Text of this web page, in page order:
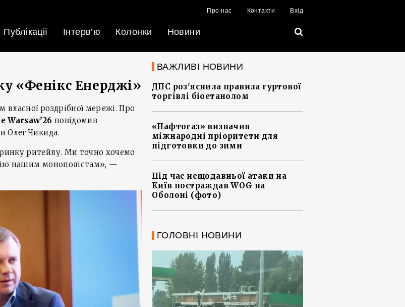
Про нас Контакти Вхід
Публікації Інтерв’ю Колонки Новини
«Фенікс Енерджі»
роздрібної мережі. Про
Warsaw’26 повідомив
Олег Чикида.
ритейлу. Ми точно хочемо
нашим монополістам», —
ВАЖЛИВІ НОВИНИ
ДПС роз'яснила правила гуртової
торгівлі біоетанолом
«Нафтогаз» визначив
міжнародні пріоритети для
підготовки до зими
Під час нещодавньої атаки на
Київ постраждав WOG на
Оболоні (фото)
ГОЛОВНІ НОВИНИ